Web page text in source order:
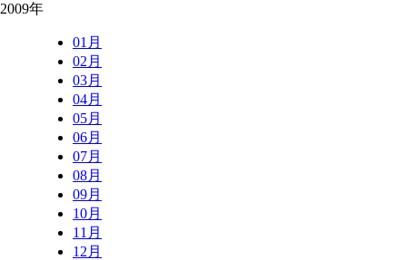
2009年
01月
02月
03月
04月
05月
06月
07月
08月
09月
10月
11月
12月